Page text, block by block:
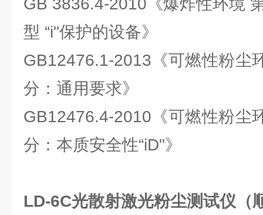
GB 3836.4-2010《爆炸性环境
型 “i"保护的设备》
GB12476.1-2013《可燃性粉尘
分：通用要求》
GB12476.4-2010《可燃性粉尘
分：本质安全性“iD"》
LD-6C光散射激光粉尘测试仪（